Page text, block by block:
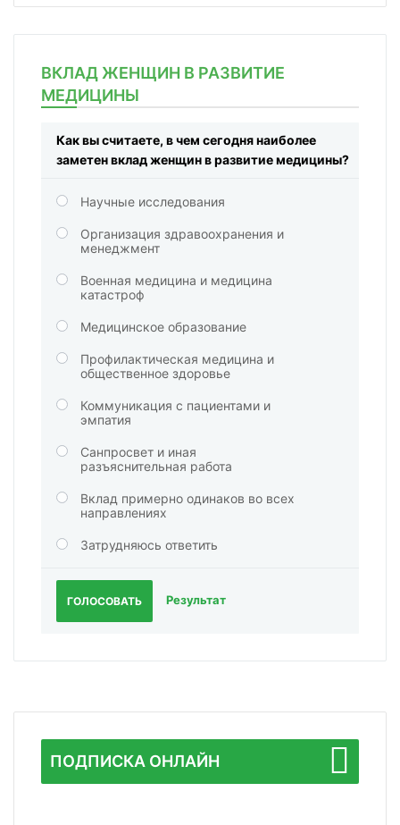
ВКЛАД ЖЕНЩИН В РАЗВИТИЕ
МЕДИЦИНЫ
Как вы считаете, в чем сегодня наиболее
заметен вклад женщин в развитие медицины?
Научные исследования
Организация здравоохранения и
менеджмент
Военная медицина и медицина
катастроф
Медицинское образование
Профилактическая медицина и
общественное здоровье
Коммуникация с пациентами и
эмпатия
Санпросвет и иная
разъяснительная работа
Вклад примерно одинаков во всех
направлениях
Затрудняюсь ответить
ГОЛОСОВАТЬ Результат
ПОДПИСКА ОНЛАЙН